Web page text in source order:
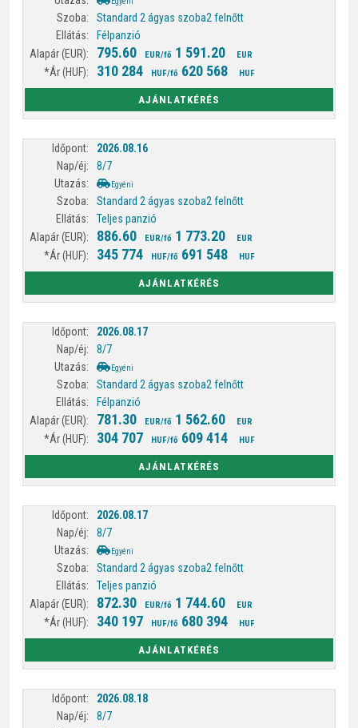
Standard 2 ágyas szoba2 felnőtt
Félpanzió
795.60 EUR/fő 1 591.20 EUR
310 284 HUF/fő 620 568 HUF
AJÁNLATKÉRÉS
2026.08.16
8/7
Egyéni
Standard 2 ágyas szoba2 felnőtt
Teljes panzió
886.60 EUR/fő 1 773.20 EUR
345 774 HUF/fő 691 548 HUF
AJÁNLATKÉRÉS
2026.08.17
8/7
Egyéni
Standard 2 ágyas szoba2 felnőtt
Félpanzió
781.30 EUR/fő 1 562.60 EUR
304 707 HUF/fő 609 414 HUF
AJÁNLATKÉRÉS
2026.08.17
8/7
Egyéni
Standard 2 ágyas szoba2 felnőtt
Teljes panzió
872.30 EUR/fő 1 744.60 EUR
340 197 HUF/fő 680 394 HUF
AJÁNLATKÉRÉS
2026.08.18
8/7